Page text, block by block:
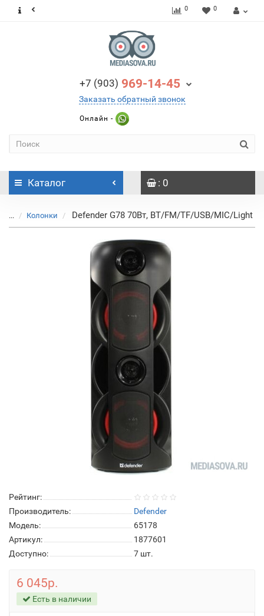
0 0
+7 (903) 969-14-45
Заказать обратный звонок
Онлайн -
Каталог : 0
... Колонки Defender G78 70Вт, BT/FM/TF/USB/MIC/Light
Рейтинг:
Производитель:
Defender
Модель:
65178
Артикул:
1877601
Доступно:
7 шт.
6 045р.
Есть в наличии